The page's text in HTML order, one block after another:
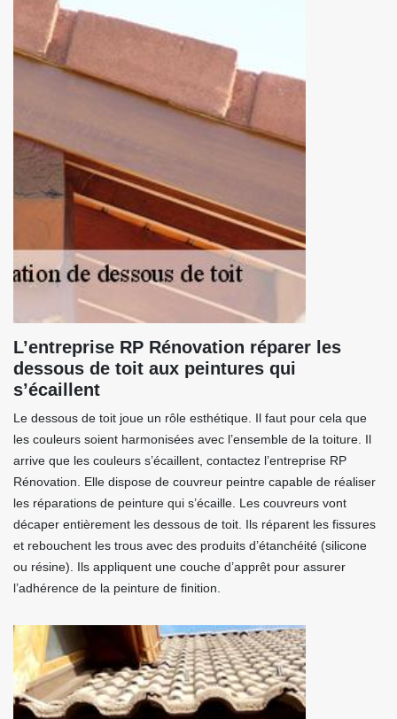
L’entreprise RP Rénovation réparer les
dessous de toit aux peintures qui
s’écaillent
Le dessous de toit joue un rôle esthétique. Il faut pour cela que
les couleurs soient harmonisées avec l’ensemble de la toiture. Il
arrive que les couleurs s’écaillent, contactez l’entreprise RP
Rénovation. Elle dispose de couvreur peintre capable de réaliser
les réparations de peinture qui s’écaille. Les couvreurs vont
décaper entièrement les dessous de toit. Ils réparent les fissures
et rebouchent les trous avec des produits d’étanchéité (silicone
ou résine). Ils appliquent une couche d’apprêt pour assurer
l’adhérence de la peinture de finition.